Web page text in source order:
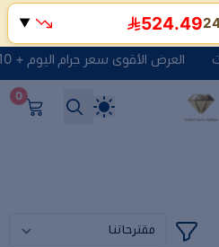
العرض الأقوى سعر جرام اليوم + 10 ريال مصنعية + الضريبه انقر هنا لتصفح المنتجات
شركة ماسة السعادة للذهب
0
524.49
▼